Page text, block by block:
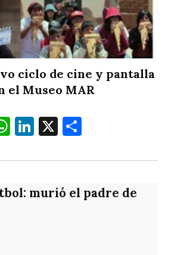
ciclo de cine y pantalla
el Museo MAR
WhatsApp
LinkedIn
X
murió el padre de